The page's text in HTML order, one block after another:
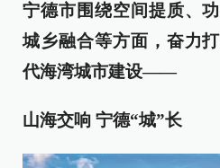
宁德市围绕空间提质、
城乡融合等方面，奋力
代海湾城市建设——
山海交响 宁德“城”长